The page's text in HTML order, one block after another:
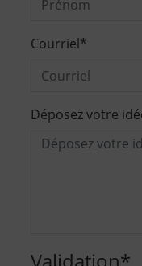
Courriel*
Déposez votre